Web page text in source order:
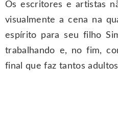
Os escritores e artistas
visualmente a cena na
espírito para seu filho
trabalhando e, no fim,
final que faz tantos